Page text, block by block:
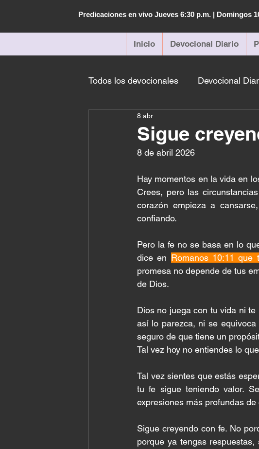
Predicaciones en vivo Jueves 6:30 p.m. | Domingos
Inicio Devocional Diario
Todos los devocionales Devocional
Sigue
8 abr
8 de abril 2026
Hay momentos en la vida en
Crees, pero las
corazón empieza a
confiando.
Pero la fe no se basa en lo
dice en Romanos 10:11
promesa no depende de tus
de Dios.
Dios no juega con tu vida ni
así lo parezca, ni se
seguro de que tiene un
Tal vez hoy no entiendes lo
Tal vez sientes que estás
tu fe sigue teniendo valor.
expresiones más profundas
Sigue creyendo con fe. No
porque ya tengas